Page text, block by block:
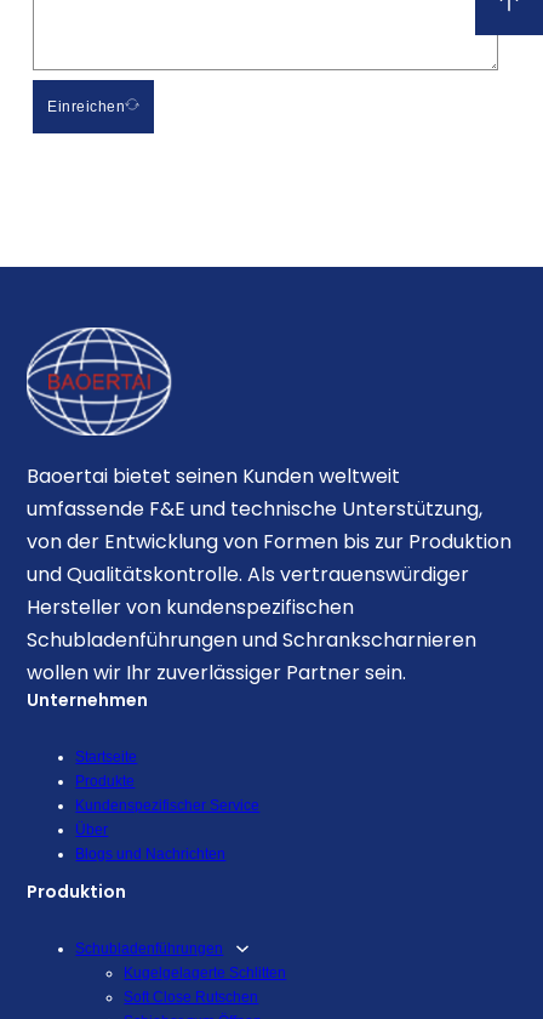
Einreichen
Baoertai bietet seinen Kunden weltweit
umfassende F&E und technische Unterstützung,
von der Entwicklung von Formen bis zur Produktion
und Qualitätskontrolle. Als vertrauenswürdiger
Hersteller von kundenspezifischen
Schubladenführungen und Schrankscharnieren
wollen wir Ihr zuverlässiger Partner sein.
Unternehmen
Startseite
Produkte
Kundenspezifischer Service
Über
Blogs und Nachrichten
Produktion
Schubladenführungen
Kugelgelagerte Schlitten
Soft Close Rutschen